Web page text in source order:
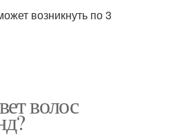
возникнуть по 3
волос